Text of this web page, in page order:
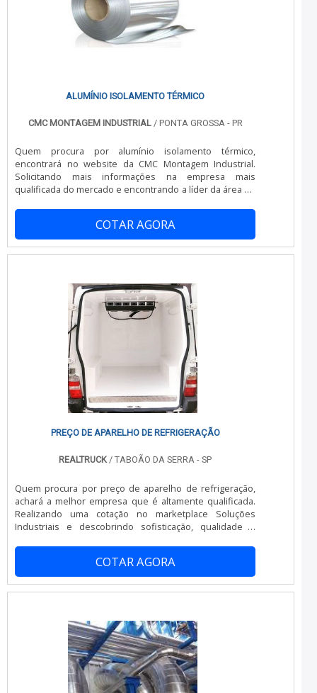
ALUMÍNIO ISOLAMENTO TÉRMICO
CMC MONTAGEM INDUSTRIAL/ PONTA GROSSA - PR
Quem procura por alumínio isolamento térmico,
encontrará no website da CMC Montagem Industrial.
Solicitando mais informações na empresa mais
qualificada do mercado e encontrando a líder da área de
TÉRMICOSe alguém procurar por alumínio de isolamento
térmico em uma empresa altamente qualificada, chega
até a CMC Montagem Industrial. Com grande know-how
focado em separador de líquido 0º e congelamento de
foco em alumínio isolamento térmico, na essência da
empresa, a mesma deve prezar pelos produtos e
serviços com ótima qualidade e proteção, pontos
importantes que ficam de fora no planejamento de
empresas que visam apenas o lucro, deixando a desejar
nos outros fatores.É importante lembrar que o produto
deve sempre ser adquirido com empresas
especializadas no segmento. Esse tipo de cuidado ajuda
a garantir a qualidade e durabilidade dos materiais, além
de evitar prejuízos com substituições frequentes de
adequadamente. Assim, é possível poupar gastos
Montagem Industrial ter se tornado destaque quando
serviços de qualidade. Alguns desses motivos são:
Equipe multidisciplinar de consultores associados;
Profissionais com vasta experiência na área de atuação;
Equipe de alta qualidade; Escritório de alta qualidade
onde são realizadas as atividades; Sala de treinamento
com materiais sofisticados; Equipamentos de última
geração.A MELHOR EMPRESA NO SEGMENTOApenas na
CMC Montagem Industrial é possível encontrar a solução
para quem busca alumínio isolamento térmico. Com foco
de água.Isso se deve ao fato de ser uma empresa
comprometida com seus serviços e uma empresa
inovadora, qualificações possíveis pelo fato de a
empresa possuir escritório de alta qualidade onde são
realizadas as atividades e sala de treinamento com
materiais sofisticados. Todos esses fatores, agregados
COTAR AGORA
PREÇO DE APARELHO DE REFRIGERAÇÃO
REALTRUCK/ TABOÃO DA SERRA - SP
Quem procura por preço de aparelho de refrigeração,
achará a melhor empresa que é altamente qualificada.
Realizando uma cotação no marketplace Soluções
Industriais e descobrindo sofisticação, qualidade e
preço de aparelho de refrigeração, com a Realtruck
poderá contar com precisão e convênio para
transportadoras.MAIS SOBRE PREÇO DE APARELHO DE
REFRIGERAÇÃOHá muitas maneiras eficientes de
uma estrutura aos clientes com: Escritório de alta
qualidade onde são realizadas as atividades; Estrutura
suficiente para atender todas as demandas; Portfólio
variado de produtos. Tudo para se certificar que se
tenha preço de aparelho de refrigeração com proteção.
COTAR AGORA